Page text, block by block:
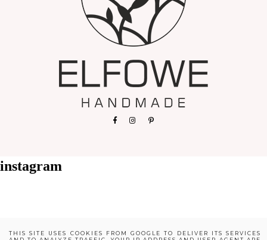
instagram
THIS SITE USES COOKIES FROM GOOGLE TO DELIVER ITS SERVICES